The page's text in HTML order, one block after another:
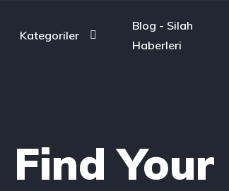
Kategoriler
Blog - Silah
Haberleri
Find Your